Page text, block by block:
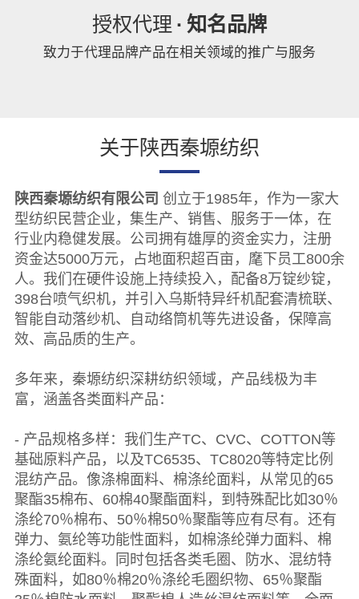
授权代理 · 知名品牌
致力于代理品牌产品在相关领域的推广与服务
关于陕西秦塬纺织
陕西秦塬纺织有限公司 创立于1985年，作为一家大
型纺织民营企业，集生产、销售、服务于一体，在
行业内稳健发展。公司拥有雄厚的资金实力，注册
资金达5000万元，占地面积超百亩，麾下员工800余
人。我们在硬件设施上持续投入，配备8万锭纱锭，
398台喷气织机，并引入乌斯特异纤机配套清梳联、
智能自动落纱机、自动络筒机等先进设备，保障高
效、高品质的生产。
多年来，秦塬纺织深耕纺织领域，产品线极为丰
富，涵盖各类面料产品：
- 产品规格多样：我们生产TC、CVC、COTTON等
基础原料产品，以及TC6535、TC8020等特定比例
混纺产品。像涤棉面料、棉涤纶面料，从常见的65
聚酯35棉布、60棉40聚酯面料，到特殊配比如30％
涤纶70％棉布、50％棉50％聚酯等应有尽有。还有
弹力、氨纶等功能性面料，如棉涤纶弹力面料、棉
涤纶氨纶面料。同时包括各类毛圈、防水、混纺特
殊面料，如80％棉20％涤纶毛圈织物、65％聚酯